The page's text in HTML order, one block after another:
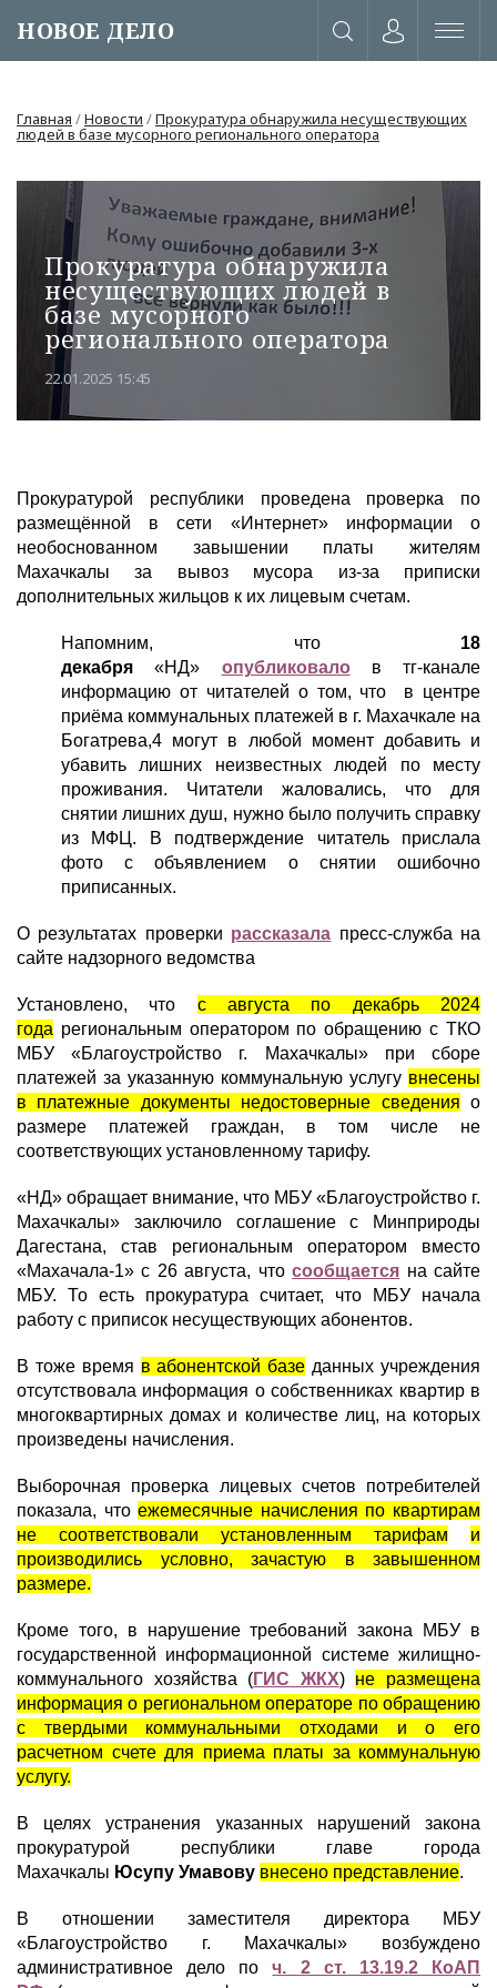
НОВОЕ ДЕЛО
Главная /Новости /Прокуратура обнаружила несуществующих
людей в базе мусорного регионального оператора
Прокуратура обнаружила
несуществующих людей в
базе мусорного
регионального оператора
22.01.2025 15:45
Прокуратурой республики проведена проверка по
размещённой в сети «Интернет» информации о
необоснованном завышении платы жителям
Махачкалы за вывоз мусора из-за приписки
дополнительных жильцов к их лицевым счетам.
Напомним, что 18
декабря «НД» опубликовалов тг-канале
информацию от читателей о том, что в центре
приёма коммунальных платежей в г. Махачкале на
Богатрева,4 могут в любой момент добавить и
убавить лишних неизвестных людей по месту
проживания. Читатели жаловались, что для
снятии лишних душ, нужно было получить справку
из МФЦ. В подтверждение читатель прислала
фото с объявлением о снятии ошибочно
приписанных.
О результатах проверки рассказала пресс-служба на
сайте надзорного ведомства
Установлено, что с августа по декабрь 2024
года региональным оператором по обращению с ТКО
МБУ «Благоустройство г. Махачкалы» при сборе
платежей за указанную коммунальную услугу внесены
в платежные документы недостоверные сведения о
размере платежей граждан, в том числе не
соответствующих установленному тарифу.
«НД» обращает внимание, что МБУ «Благоустройство г.
Махачкалы» заключило соглашение с Минприроды
Дагестана, став региональным оператором вместо
«Махачала-1» с 26 августа, чтосообщается на сайте
МБУ. То есть прокуратура считает, что МБУ начала
работу с приписок несуществующих абонентов.
В тоже время в абонентской базе данных учреждения
отсутствовала информация о собственниках квартир в
многоквартирных домах и количестве лиц, на которых
произведены начисления.
Выборочная проверка лицевых счетов потребителей
показала, чтоежемесячные начисления по квартирам
не соответствовали установленным тарифам
и
производились условно, зачастую в завышенном
размере.
Кроме того, в нарушение требований закона МБУ в
государственной информационной системе жилищно-
коммунального хозяйства (ГИС ЖКХ) не размещена
информация о региональном операторе по обращению
с твердыми коммунальными отходами и о его
расчетном счете для приема платы за коммунальную
услугу.
В целях устранения указанных нарушений закона
прокуратурой республики главе города
Махачкалы Юсупу Умавову внесено представление.
В отношении заместителя директора МБУ
«Благоустройство г. Махачкалы» возбуждено
административное дело поч. 2 ст. 13.19.2 КоАП